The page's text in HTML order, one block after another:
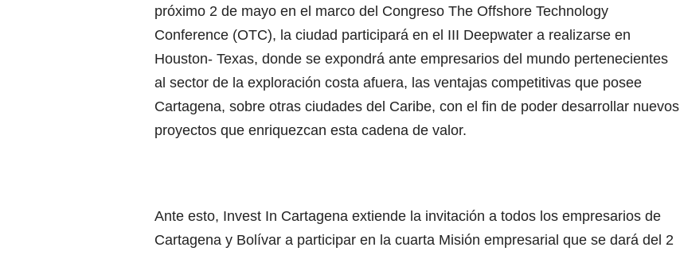
próximo 2 de mayo en el marco del Congreso The Offshore Technology
Conference (OTC), la ciudad participará en el III Deepwater a realizarse en
Houston- Texas, donde se expondrá ante empresarios del mundo pertenecientes
al sector de la exploración costa afuera, las ventajas competitivas que posee
Cartagena, sobre otras ciudades del Caribe, con el fin de poder desarrollar nuevos
proyectos que enriquezcan esta cadena de valor.
Ante esto, Invest In Cartagena extiende la invitación a todos los empresarios de
Cartagena y Bolívar a participar en la cuarta Misión empresarial que se dará del 2